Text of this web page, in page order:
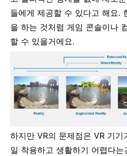
들에게 제공할 수 있다고 해요.
을 하는 것처럼 게임 콘솔이나
할 수 있을거에요.
하지만 VR의 문제점은 VR 기
일 착용하고 생활하기 어렵다